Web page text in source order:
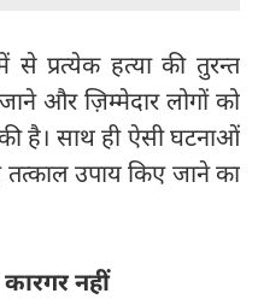
से प्रत्येक हत्या की तुरन्त
और ज़िम्मेदार लोगों को
है। साथ ही ऐसी घटनाओं
उपाय किए जाने का
नहीं